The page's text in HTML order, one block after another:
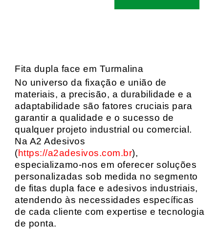
Fita dupla face em Turmalina
No universo da fixação e união de
materiais, a precisão, a durabilidade e a
adaptabilidade são fatores cruciais para
garantir a qualidade e o sucesso de
qualquer projeto industrial ou comercial.
Na A2 Adesivos
(https://a2adesivos.com.br),
especializamo-nos em oferecer soluções
personalizadas sob medida no segmento
de fitas dupla face e adesivos industriais,
atendendo às necessidades específicas
de cada cliente com expertise e tecnologia
de ponta.